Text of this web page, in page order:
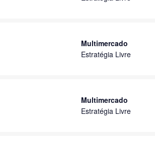
Multimercado
Estratégia Livre
Multimercado
Estratégia Livre